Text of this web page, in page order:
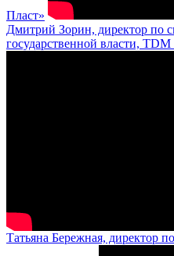
Пласт»
Дмитрий Зорин, директор по
государственной власти,
Татьяна Бережная, директор